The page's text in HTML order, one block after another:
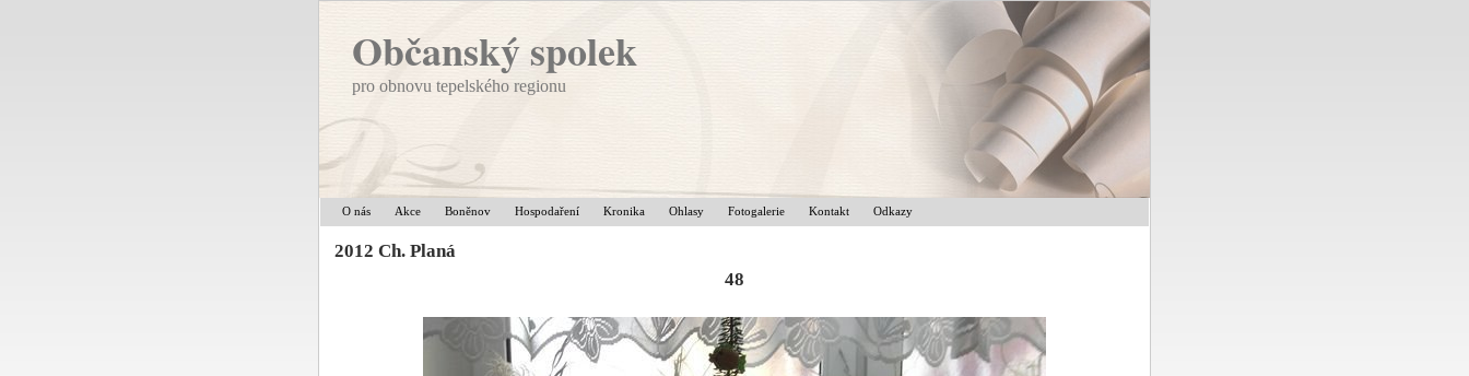
Občanský spolek
pro obnovu tepelského regionu
O nás Akce Boněnov Hospodaření Kronika Ohlasy Fotogalerie Kontakt Odkazy
2012 Ch. Planá
48